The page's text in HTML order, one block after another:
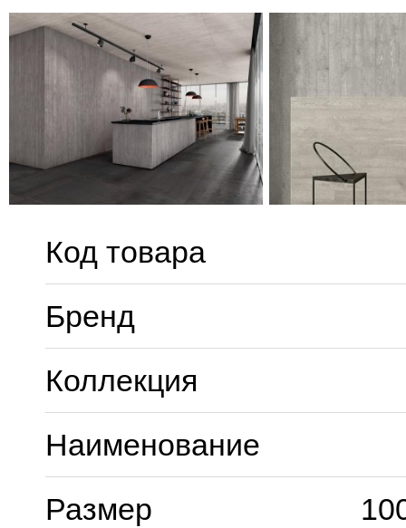
Код товара
Бренд
Коллекция
Наименование
Размер